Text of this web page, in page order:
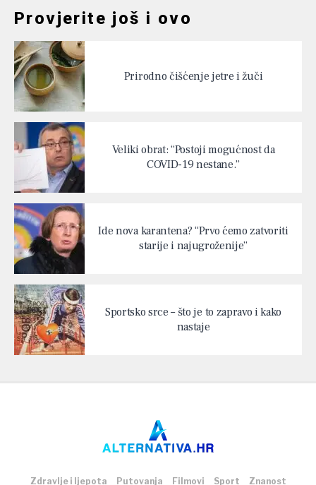
Provjerite još i ovo
Prirodno čišćenje jetre i žuči
Veliki obrat: “Postoji mogućnost da
COVID-19 nestane.”
Ide nova karantena? “Prvo ćemo zatvoriti
starije i najugroženije”
Sportsko srce – što je to zapravo i kako
nastaje
Zdravlje i ljepota Putovanja Filmovi Sport Znanost